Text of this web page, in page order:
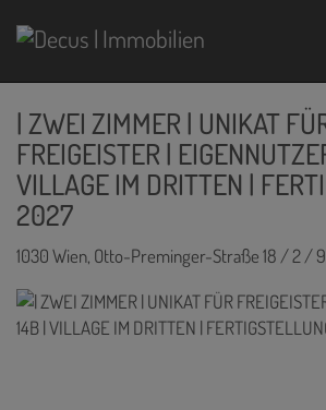
| ZWEI ZIMMER | UNIKAT
FREIGEISTER |
VILLAGE IM DRITTEN |
2027
1030 Wien, Otto-Preminger-Straße 18 / 2 / 9